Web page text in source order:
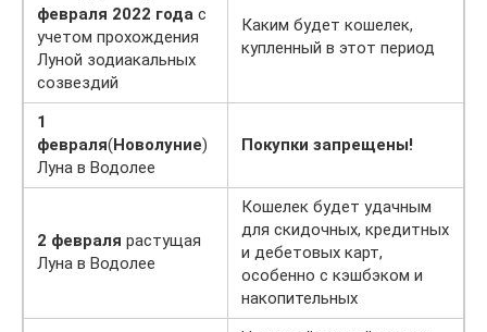
февраля 2022 года с
учетом прохождения
Луной зодиакальных
созвездий
Каким будет кошелек,
купленный в этот период
1
февраля(Новолуние)
Луна в Водолее
Покупки запрещены!
2 февраля растущая
Луна в Водолее
Кошелек будет удачным
для скидочных, кредитных
и дебетовых карт,
особенно с кэшбэком и
накопительных